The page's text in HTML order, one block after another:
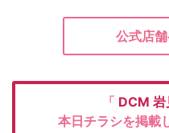
公式店
「 DCM 岩
本日チラシを掲載